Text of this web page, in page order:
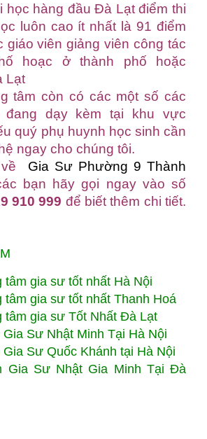
học hàng đầu Đà Lạt điểm thi
luôn cao ít nhất là 91 điểm
giáo viên giảng viên công tác
hoạc ở thành phố hoặc
Lạt
tâm còn có các một số các
đang dạy kèm tại khu vực
quý phụ huynh học sinh cần
ngay cho chúng tôi.
Gia Sư Phường 9 Thành
bạn hãy gọi ngay vào số
910 999 để biết thêm chi tiết.
tâm gia sư tốt nhất Hà Nội
tâm gia sư tốt nhất Thanh Hoá
tâm gia sư Tốt Nhất Đà Lạt
Gia Sư Nhật Minh Tại Hà Nội
Gia Sư Quốc Khánh tại Hà Nội
Gia Sư Nhật Gia Minh Tại Đà